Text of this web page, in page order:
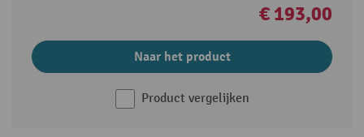
€ 193,00
Naar het product
Product vergelijken